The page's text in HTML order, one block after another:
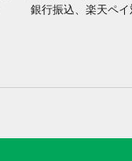
銀行振込、楽天ペ